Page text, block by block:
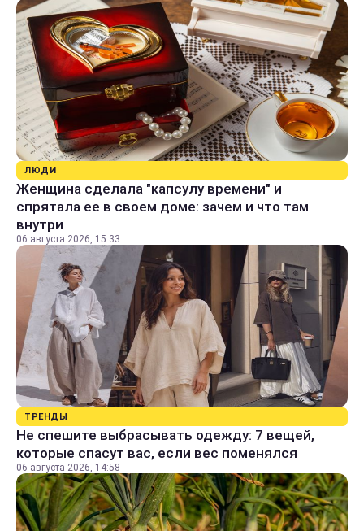
ЛЮДИ
Женщина сделала "капсулу времени" и
спрятала ее в своем доме: зачем и что там
внутри
06 августа 2026, 15:33
ТРЕНДЫ
Не спешите выбрасывать одежду: 7 вещей,
которые спасут вас, если вес поменялся
06 августа 2026, 14:58